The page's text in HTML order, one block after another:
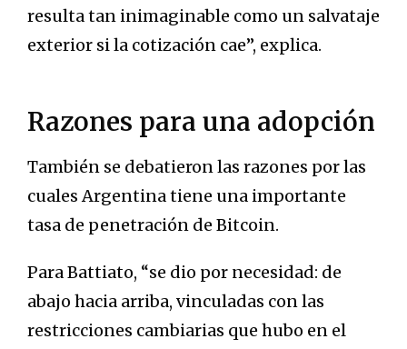
resulta tan inimaginable como un salvataje
exterior si la cotización cae”, explica.
Razones para una adopción
También se debatieron las razones por las
cuales Argentina tiene una importante
tasa de penetración de Bitcoin.
Para Battiato, “se dio por necesidad: de
abajo hacia arriba, vinculadas con las
restricciones cambiarias que hubo en el